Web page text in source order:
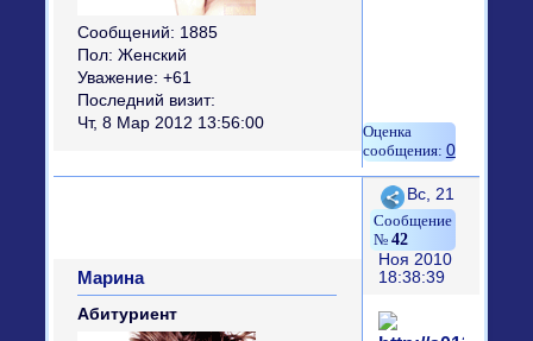
Сообщений: 1885
Пол: Женский
Уважение: +61
Последний визит:
Чт, 8 Мар 2012 13:56:00
0
Поделиться
42
Вс, 21
Ноя 2010
18:38:39
Марина
Абитуриент